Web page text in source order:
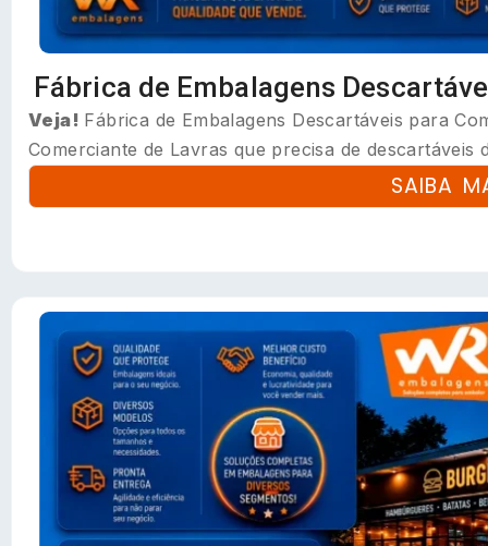
Fábrica de Embalagens
Veja! Fábrica de Embalagens Descartáveis para
Comerciante de Lavras que precisa de descartáveis
SAIBA